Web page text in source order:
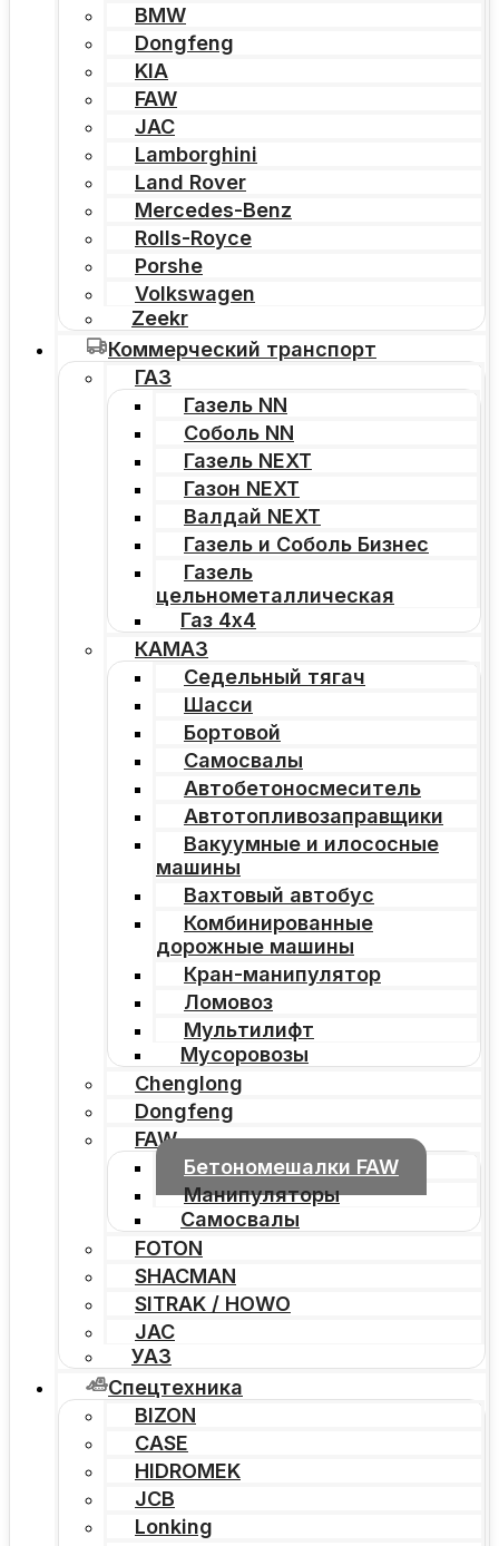
BMW
Dongfeng
KIA
FAW
JAC
Lamborghini
Land Rover
Mercedes-Benz
Rolls-Royce
Porshe
Volkswagen
Zeekr
Коммерческий транспорт
ГАЗ
Газель NN
Соболь NN
Газель NEXT
Газон NEXT
Валдай NEXT
Газель и Соболь Бизнес
Газель
цельнометаллическая
Газ 4х4
КАМАЗ
Седельный тягач
Шасси
Бортовой
Самосвалы
Автобетоносмеситель
Автотопливозаправщики
Вакуумные и илососные
машины
Вахтовый автобус
Комбинированные
дорожные машины
Кран-манипулятор
Ломовоз
Мультилифт
Мусоровозы
Chenglong
Dongfeng
FAW
Бетономешалки FAW
Манипуляторы
Самосвалы
FOTON
SHACMAN
SITRAK / HOWO
JAC
УАЗ
Спецтехника
BIZON
CASE
HIDROMEK
JCB
Lonking